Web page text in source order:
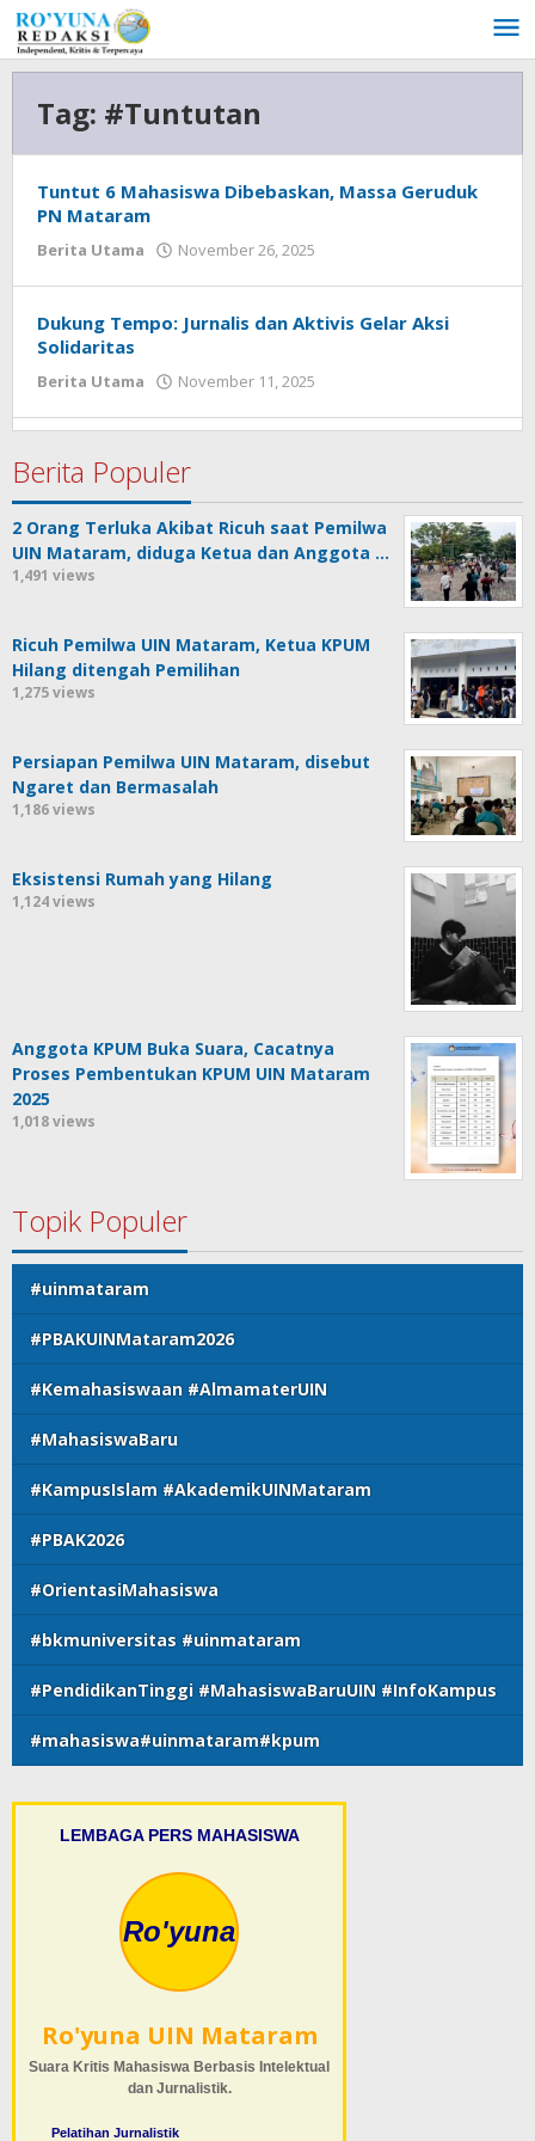
Lewati
ke
konten
Tag: #Tuntutan
Tuntut 6 Mahasiswa Dibebaskan, Massa Geruduk
PN Mataram
Berita Utama November 26, 2025
Dukung Tempo: Jurnalis dan Aktivis Gelar Aksi
Solidaritas
Berita Utama November 11, 2025
Berita Populer
2 Orang Terluka Akibat Ricuh saat Pemilwa
UIN Mataram, diduga Ketua dan Anggota …
1,491 views
Ricuh Pemilwa UIN Mataram, Ketua KPUM
Hilang ditengah Pemilihan
1,275 views
Persiapan Pemilwa UIN Mataram, disebut
Ngaret dan Bermasalah
1,186 views
Eksistensi Rumah yang Hilang
1,124 views
Anggota KPUM Buka Suara, Cacatnya
Proses Pembentukan KPUM UIN Mataram
2025
1,018 views
Topik Populer
#uinmataram
#PBAKUINMataram2026
#Kemahasiswaan #AlmamaterUIN
#MahasiswaBaru
#KampusIslam #AkademikUINMataram
#PBAK2026
#OrientasiMahasiswa
#bkmuniversitas #uinmataram
#PendidikanTinggi #MahasiswaBaruUIN #InfoKampus
#mahasiswa#uinmataram#kpum
LEMBAGA PERS MAHASISWA
Ro'yuna
Ro'yuna UIN Mataram
Suara Kritis Mahasiswa Berbasis Intelektual
dan Jurnalistik.
Pelatihan Jurnalistik